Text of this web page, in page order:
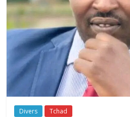
Divers Tchad